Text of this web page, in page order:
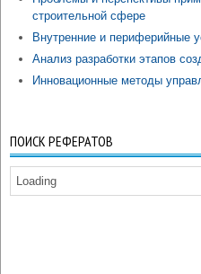
строительной сфере
Внутренние и периферийные
Анализ разработки этапов
Инновационные методы
ПОИСК РЕФЕРАТОВ
Loading